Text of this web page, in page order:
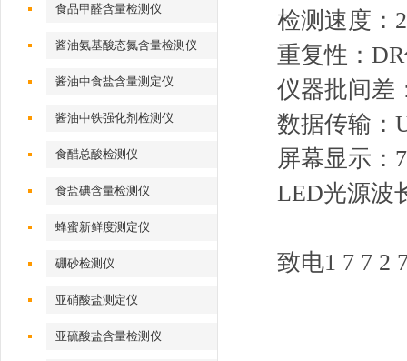
食品甲醛含量检测仪
酱油氨基酸态氮含量检测仪
酱油中食盐含量测定仪
酱油中铁强化剂检测仪
食醋总酸检测仪
食盐碘含量检测仪
蜂蜜新鲜度测定仪
硼砂检测仪
亚硝酸盐测定仪
亚硫酸盐含量检测仪
检测速度：
重复性：
仪器批间差
数据传输：
屏幕显示：
LED光源波
致电1 7 7 2